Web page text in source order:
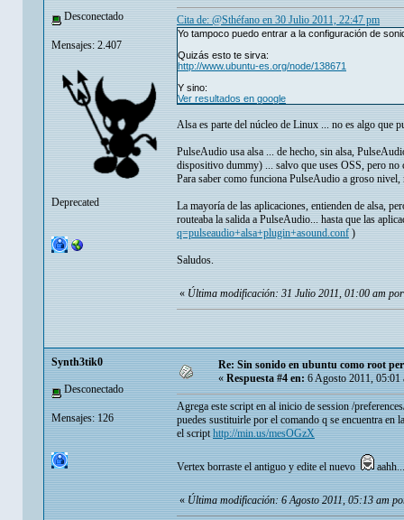
Desconectado
Mensajes: 2.407
Deprecated
Cita de: @Sthéfano en 30 Julio 2011, 22:47 pm
Yo tampoco puedo entrar a la configuración de
Quizás esto te sirva:
http://www.ubuntu-es.org/node/138671
Y sino:
Ver resultados en google
Alsa es parte del núcleo de Linux ... no es algo que
PulseAudio usa alsa ... de hecho, sin alsa,
dispositivo dummy) ... salvo que uses OSS, pero no
Para saber como funciona PulseAudio a groso
La mayoría de las aplicaciones, entienden de alsa,
routeaba la salida a PulseAudio... hasta que las
q=pulseaudio+alsa+plugin+asound.conf )
Saludos.
« Última modificación: 31 Julio 2011, 01:00 am
Synth3tik0
Desconectado
Mensajes: 126
Re: Sin sonido en ubuntu como root
«Respuesta #4 en:6 Agosto 2011, 05:01
Agrega este script en al inicio de session /
puedes sustituirle por el comando q se encuentra en
el scripthttp://min.us/mesOGzX
Vertex borraste el antiguo y edite el nuevo aahh...
«Última modificación: 6 Agosto 2011, 05:13 am